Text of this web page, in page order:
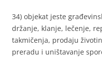
34) objekat jeste
držanje, klanje, lečenje,
takmičenja, prodaju
preradu i uništavanje